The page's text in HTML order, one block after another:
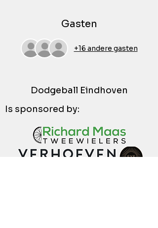
Gasten
+16 andere gasten
Dodgeball Eindhoven
Is sponsored by: